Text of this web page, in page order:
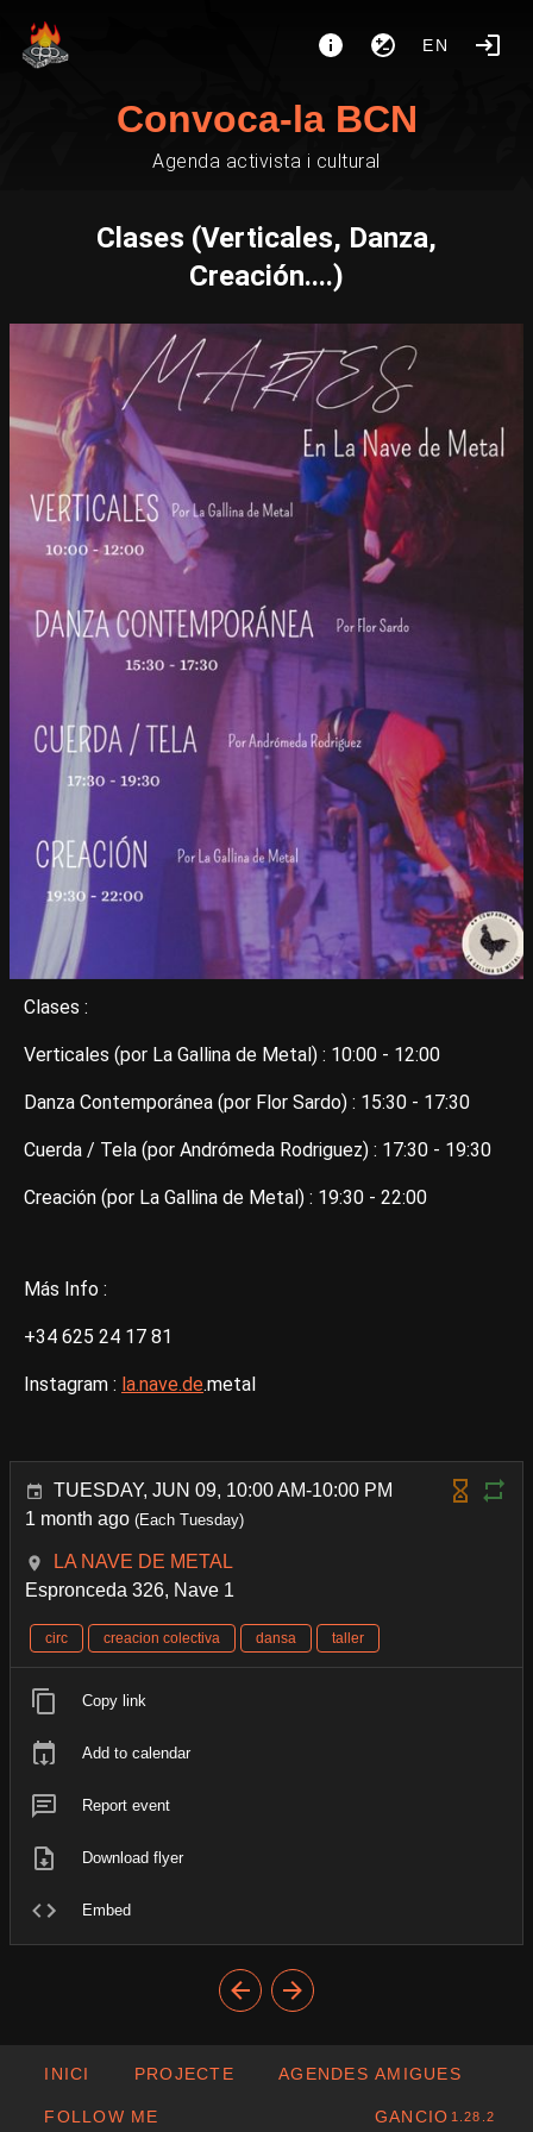
EN
Convoca-la BCN
Agenda activista i cultural
Clases (Verticales, Danza,
Creación....)
Clases :
Verticales (por La Gallina de Metal) : 10:00 - 12:00
Danza Contemporánea (por Flor Sardo) : 15:30 - 17:30
Cuerda / Tela (por Andrómeda Rodriguez) : 17:30 - 19:30
Creación (por La Gallina de Metal) : 19:30 - 22:00
Más Info :
+34 625 24 17 81
Instagram : la.nave.de.metal
TUESDAY, JUN 09, 10:00 AM-10:00 PM
1 month ago (Each Tuesday)
LA NAVE DE METAL
Espronceda 326, Nave 1
circ creacion colectiva dansa taller
Copy link
Add to calendar
Report event
Download flyer
Embed
INICI PROJECTE AGENDES AMIGUES
FOLLOW ME GANCIO 1.28.2